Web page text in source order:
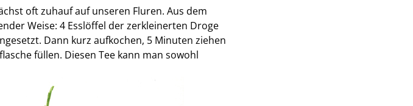
oft zuhauf auf unseren Fluren. Aus dem
Weise: 4 Esslöffel der zerkleinerten Droge
Dann kurz aufkochen, 5 Minuten ziehen
füllen. Diesen Tee kann man sowohl